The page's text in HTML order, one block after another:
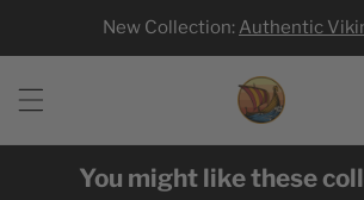
New Collection: Authentic
You might like these